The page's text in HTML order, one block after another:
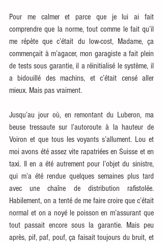
Pour me calmer et parce que je lui ai fait
comprendre que la norme, tout comme le fait qu’il
me répète que c’était du low-cost, Madame, ça
commençait à m’agacer, mon garagiste a fait plein
de tests sous garantie, il a réinitialisé le système, il
a bidouillé des machins, et c’était censé aller
mieux. Mais pas vraiment.
Jusqu’au jour où, en remontant du Luberon, ma
beuse tressaute sur l’autoroute à la hauteur de
Voiron et que tous les voyants s’allument. Lou et
moi avons été assez vite rapatriées en Suisse et en
taxi. Il en a été autrement pour l’objet du sinistre,
qui m’a été rendue quelques semaines plus tard
avec une chaîne de distribution rafistolée.
Habilement, on a tenté de me faire croire que c’était
normal et on a noyé le poisson en m’assurant que
tout passait encore sous la garantie. Mais peu
après, pif, paf, pouf, ça faisait toujours du bruit, et